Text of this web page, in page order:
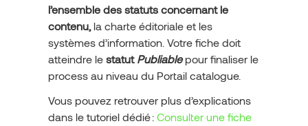
l’ensemble des statuts concernant le
contenu, la charte éditoriale et les
systèmes d’information. Votre fiche doit
atteindre le statut Publiablepour finaliser le
process au niveau du Portail catalogue.
Vous pouvez retrouver plus d’explications
dans le tutoriel dédié : Consulter une fiche